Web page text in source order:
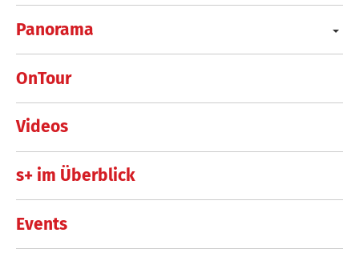
Panorama
OnTour
Videos
s+ im Überblick
Events